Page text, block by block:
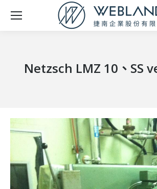
Netzsch LMZ 10、SS